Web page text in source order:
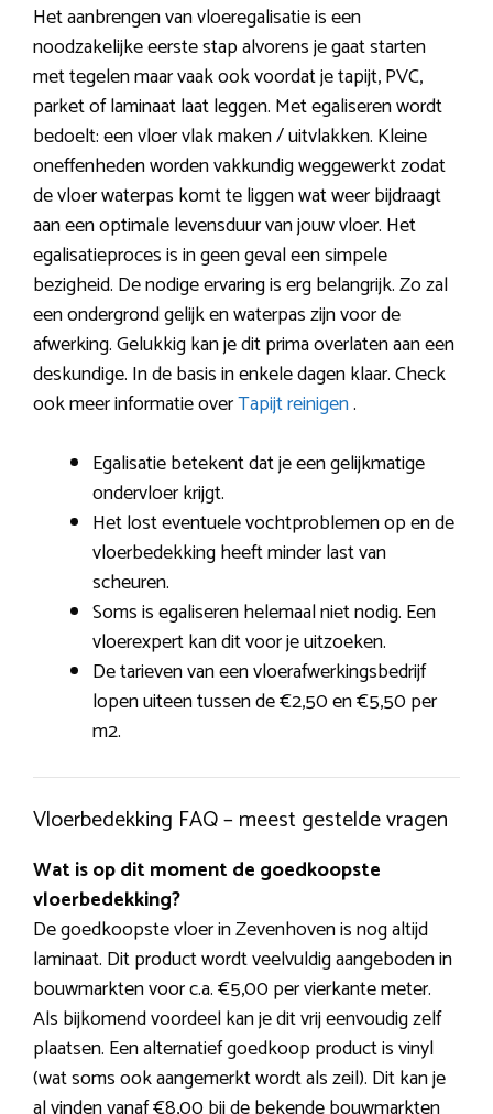
Het aanbrengen van vloeregalisatie is een
noodzakelijke eerste stap alvorens je gaat starten
met tegelen maar vaak ook voordat je tapijt, PVC,
parket of laminaat laat leggen. Met egaliseren wordt
bedoelt: een vloer vlak maken / uitvlakken. Kleine
oneffenheden worden vakkundig weggewerkt zodat
de vloer waterpas komt te liggen wat weer bijdraagt
aan een optimale levensduur van jouw vloer. Het
egalisatieproces is in geen geval een simpele
bezigheid. De nodige ervaring is erg belangrijk. Zo zal
een ondergrond gelijk en waterpas zijn voor de
afwerking. Gelukkig kan je dit prima overlaten aan een
deskundige. In de basis in enkele dagen klaar. Check
ook meer informatie overTapijt reinigen.
Egalisatie betekent dat je een gelijkmatige
ondervloer krijgt.
Het lost eventuele vochtproblemen op en de
vloerbedekking heeft minder last van
scheuren.
Soms is egaliseren helemaal niet nodig. Een
vloerexpert kan dit voor je uitzoeken.
De tarieven van een vloerafwerkingsbedrijf
lopen uiteen tussen de €2,50 en €5,50 per
m2.
Vloerbedekking FAQ – meest gestelde vragen
Wat is op dit moment de goedkoopste
vloerbedekking?
De goedkoopste vloer in Zevenhoven is nog altijd
laminaat. Dit product wordt veelvuldig aangeboden in
bouwmarkten voor c.a. €5,00 per vierkante meter.
Als bijkomend voordeel kan je dit vrij eenvoudig zelf
plaatsen. Een alternatief goedkoop product is vinyl
(wat soms ook aangemerkt wordt als zeil). Dit kan je